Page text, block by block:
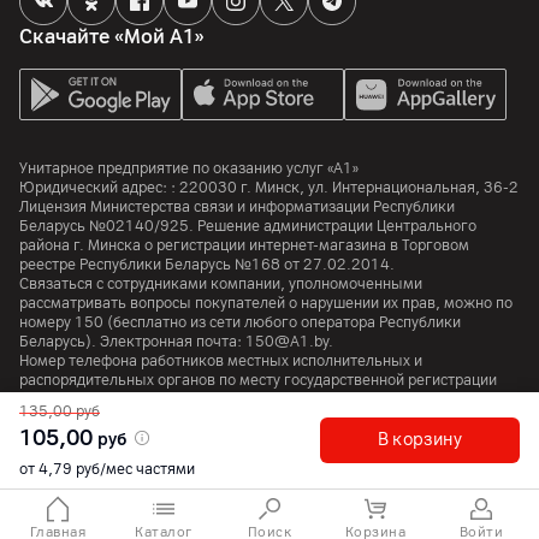
135,00 руб
105,00 руб
от 4,79 руб/мес частями
В корзину
Скачайте «Мой А1»
Унитарное предприятие по оказанию услуг «А1»
Юридический адрес: : 220030 г. Минск, ул. Интернациональная, 36-2
Лицензия Министерства связи и информатизации Республики
Беларусь №02140/925. Решение администрации Центрального
района г. Минска о регистрации интернет-магазина в Торговом
реестре Республики Беларусь №168 от 27.02.2014.
Связаться с сотрудниками компании, уполномоченными
рассматривать вопросы покупателей о нарушении их прав, можно по
номеру 150 (бесплатно из сети любого оператора Республики
Беларусь). Электронная почта: 150@A1.by.
Номер телефона работников местных исполнительных и
распорядительных органов по месту государственной регистрации
рассматривать обращения покупателей:
+375 17 374 01 46.
© 2026 Унитарное предприятие «А1». Все права защищены.
A1 Austria
A1 Croatia A1 Bulgaria A1 Macedonia A1 Slovenia
Главная Каталог Поиск Корзина Войти